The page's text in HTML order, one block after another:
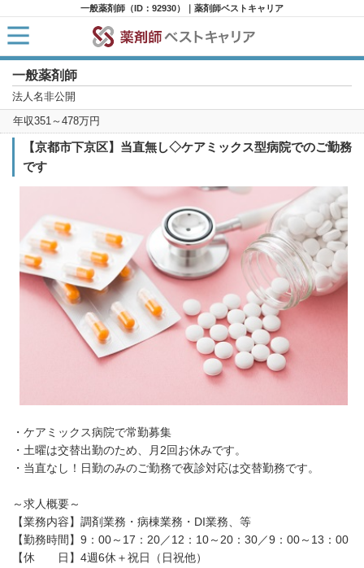
一般薬剤師（ID：92930）｜薬剤師ベストキャリア
一般薬剤師
法人名非公開
年収351～478万円
【京都市下京区】当直無し◇ケアミックス型病院でのご勤務
です
・ケアミックス病院で常勤募集
・土曜は交替出勤のため、月2回お休みです。
・当直なし！日勤のみのご勤務で夜診対応は交替勤務です。
～求人概要～
【業務内容】調剤業務・病棟業務・DI業務、等
【勤務時間】9：00～17：20／12：10～20：30／9：00～13：00
【休 日】4週6休＋祝日（日祝他）
HOME
求人検索
新着求人
求人ランキング
キャリアアドバイザー紹介
コラム
転職支援サービスに申し込む